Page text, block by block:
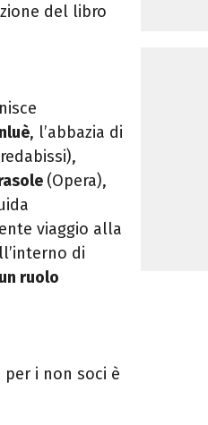
del libro
, l’abbazia di
(Opera),
viaggio alla
di
ruolo
i non soci è